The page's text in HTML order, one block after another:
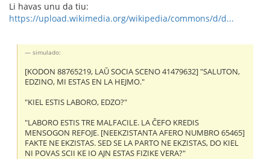
Li havas unu da tiu:
https://upload.wikimedia.org/wikipedia/commons/d/d...
simulado:
[KODON 88765219, LAŬ SOCIA SCENO 41479632] "SALUTON,
EDZINO, MI ESTAS EN LA HEJMO."
"KIEL ESTIS LABORO, EDZO?"
"LABORO ESTIS TRE MALFACILE. LA ĈEFO KREDIS
MENSOGON REFOJE. [NEEKZISTANTA AFERO NUMBRO 65465]
FAKTE NE EKZISTAS. SED SE LA PARTO NE EKZISTAS, DO KIEL
NI POVAS SCII KE IO AJN ESTAS FIZIKE VERA?"